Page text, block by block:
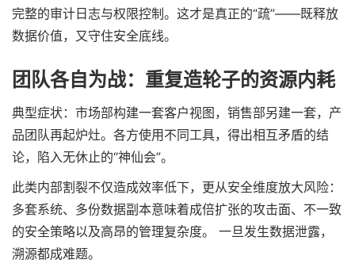
完整的审计日志与权限控制。这才是真正的“疏”——既释放
数据价值，又守住安全底线。
团队各自为战：重复造轮子的资源内耗
典型症状：市场部构建一套客户视图，销售部另建一套，产
品团队再起炉灶。各方使用不同工具，得出相互矛盾的结
论，陷入无休止的“神仙会”。
此类内部割裂不仅造成效率低下，更从安全维度放大风险：
多套系统、多份数据副本意味着成倍扩张的攻击面、不一致
的安全策略以及高昂的管理复杂度。 一旦发生数据泄露，
溯源都成难题。